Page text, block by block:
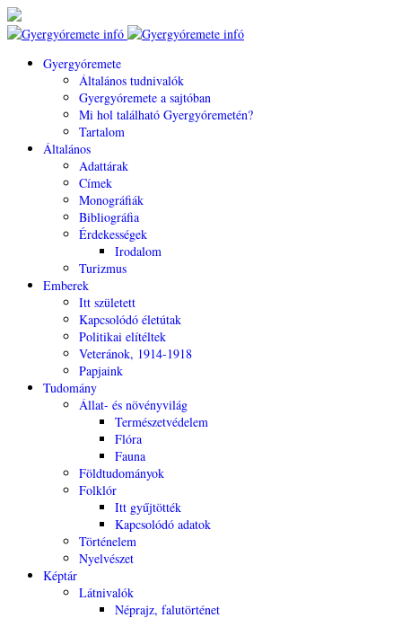
Gyergyóremete
Általános tudnivalók
Gyergyóremete a sajtóban
Mi hol található Gyergyóremetén?
Tartalom
Általános
Adattárak
Címek
Monográfiák
Bibliográfia
Érdekességek
Irodalom
Turizmus
Emberek
Itt született
Kapcsolódó életútak
Politikai elítéltek
Veteránok, 1914-1918
Papjaink
Tudomány
Állat- és növényvilág
Természetvédelem
Flóra
Fauna
Földtudományok
Folklór
Itt gyűjtötték
Kapcsolódó adatok
Történelem
Nyelvészet
Képtár
Látnivalók
Néprajz, falutörténet